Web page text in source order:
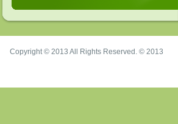
Copyright © 2013 All Rights Reserved. © 2013